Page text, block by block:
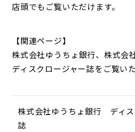
店頭でもご覧いただけます。
【関連ページ】
株式会社ゆうちょ銀行、株式会
ディスクロージャー誌をご覧いた
株式会社ゆうちょ銀行 ディス
誌